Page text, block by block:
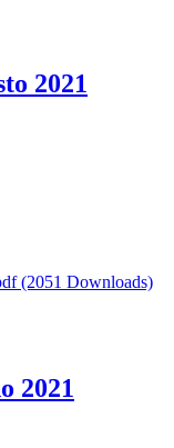
2021
(2051 Downloads)
2021